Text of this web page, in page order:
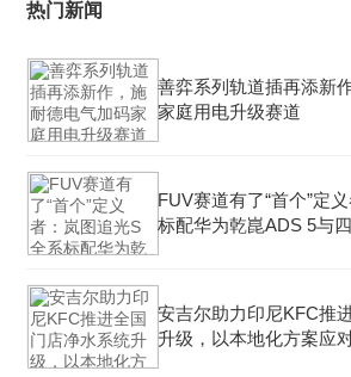
热门新闻
善弈系列轨道插再添新
家庭用电升级赛道
FUV赛道有了“首个”定
标配华为乾崑ADS 5与
安吉尔助力印尼KFC推
升级，以本地化方案应